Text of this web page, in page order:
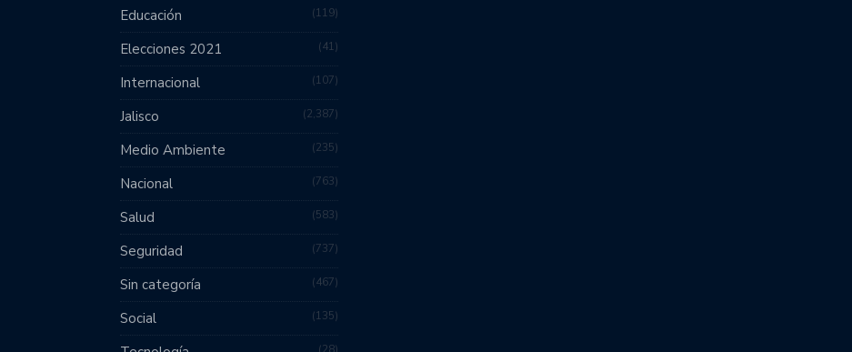
Educación 119
Elecciones 2021 41
Internacional 107
Jalisco 2,387
Medio Ambiente 235
Nacional 763
Salud 583
Seguridad 737
Sin categoría 467
Social 135
28